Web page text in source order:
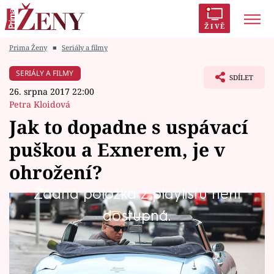
ŽIVĚ
Módní alarm
Témata
Celebrity
Vztahy
Seriály
Prima Ženy ■ Seriály a filmy
SERIÁLY A FILMY
26. srpna 2017 22:00
Petra Kloidová
SDÍLET
Jak to dopadne s uspávací
puškou a Exnerem, je v
ohrožení?
Žádná položka z playlistu není
dostupná.
Kapitán Exner se ve své práci dostává do
různých situací. Když vyšetřuje případ mrtvé
kreslířky, začíná se ukazovat, že vražda z
prvního dílu nějak souvisí i s vraždou krásné